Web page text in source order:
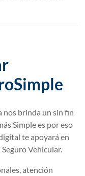
nos brinda un sin fin
Simple es por eso
te apoyará en
Vehicular.
atención